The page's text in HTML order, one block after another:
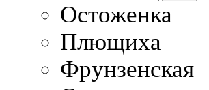
Остоженка
Плющиха
Фрунзенская